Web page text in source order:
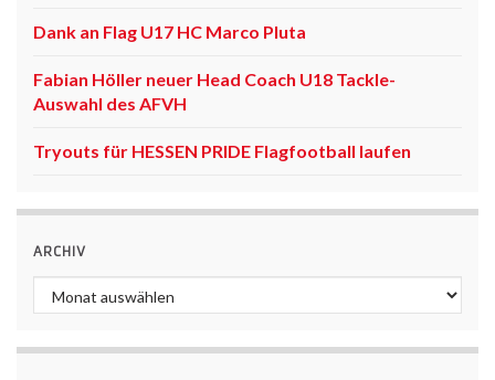
Dank an Flag U17 HC Marco Pluta
Fabian Höller neuer Head Coach U18 Tackle-
Auswahl des AFVH
Tryouts für HESSEN PRIDE Flagfootball laufen
ARCHIV
Archiv